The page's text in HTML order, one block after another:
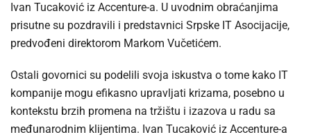
Ivan Tucaković iz Accenture-a. U uvodnim obraćanjima
prisutne su pozdravili i predstavnici Srpske IT Asocijacije,
predvođeni direktorom Markom Vučetićem.
Ostali govornici su podelili svoja iskustva o tome kako IT
kompanije mogu efikasno upravljati krizama, posebno u
kontekstu brzih promena na tržištu i izazova u radu sa
međunarodnim klijentima. Ivan Tucaković iz Accenture-a